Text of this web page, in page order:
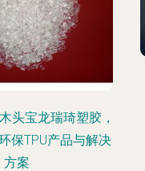
头宝龙瑞琦塑胶，
保TPU产品与解决
方案